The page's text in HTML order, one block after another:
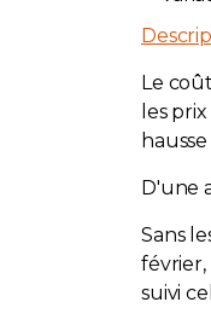
Le
les
D'une
Sans
suivi